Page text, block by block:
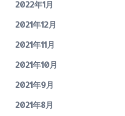
2022年1月
2021年12月
2021年11月
2021年10月
2021年9月
2021年8月